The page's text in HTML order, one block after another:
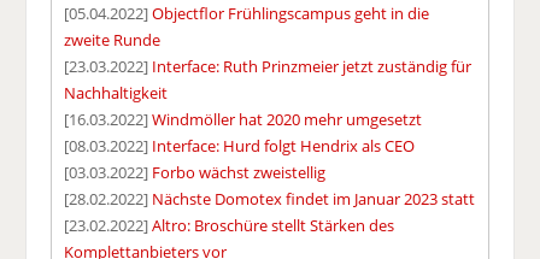
[05.04.2022]Objectflor Frühlingscampus geht in die
zweite Runde
[23.03.2022] Interface: Ruth Prinzmeier jetzt zuständig für
Nachhaltigkeit
[16.03.2022]Windmöller hat 2020 mehr umgesetzt
[08.03.2022] Interface: Hurd folgt Hendrix als CEO
[03.03.2022] Forbo wächst zweistellig
[28.02.2022] Nächste Domotex findet im Januar 2023 statt
[23.02.2022]Altro: Broschüre stellt Stärken des
Komplettanbieters vor